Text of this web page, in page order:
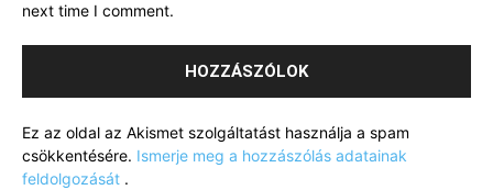
next time I comment.
Ez az oldal az Akismet szolgáltatást használja a spam
csökkentésére. Ismerje meg a hozzászólás adatainak
feldolgozását .